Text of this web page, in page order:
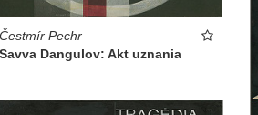
Čestmír Pechr
Savva Dangulov: Akt uznania